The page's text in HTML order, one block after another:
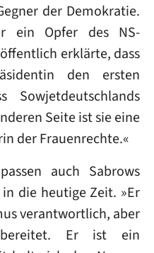
der Demokratie.
ein Opfer des NS-
erklärte, dass
den ersten
Sowjetdeutschlands
Seite ist sie eine
der Frauenrechte.«
auch Sabrows
die heutige Zeit. »Er
verantwortlich, aber
Er ist ein